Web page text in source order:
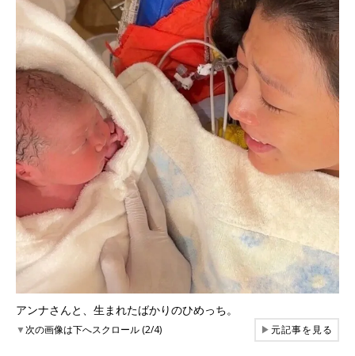
アンナさんと、生まれたばかりのひめっち。
▼次の画像は下へスクロール (2/4) ▶元記事を見る